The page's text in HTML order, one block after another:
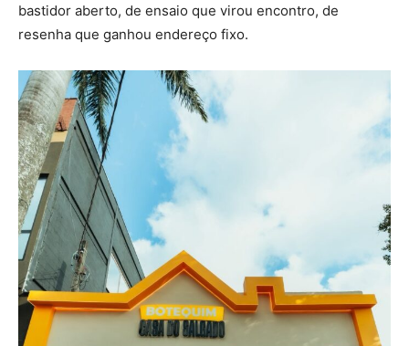
bastidor aberto, de ensaio que virou encontro, de
resenha que ganhou endereço fixo.